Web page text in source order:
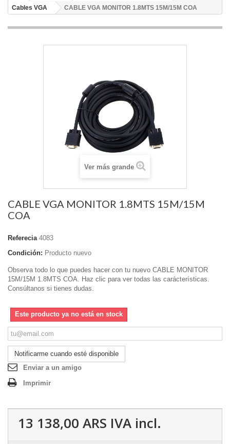
Cables VGA
CABLE VGA MONITOR 1.8MTS 15M/15M COA
Ver más grande
CABLE VGA MONITOR 1.8MTS 15M/15M
COA
Referecia 4083
Condición: Producto nuevo
Observa todo lo que puedes hacer con tu nuevo CABLE MONITOR
15M/15M 1.8MTS COA. Haz clic para ver todas las carácterísticas.
Consúltanos si tienes dudas.
Este producto ya no está en stock
Notificarme cuando esté disponible
Enviar a un amigo
Imprimir
13 138,00 ARS IVA incl.